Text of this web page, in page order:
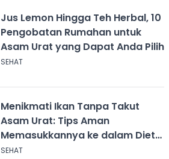
Jus Lemon Hingga Teh Herbal, 10
Pengobatan Rumahan untuk
Asam Urat yang Dapat Anda Pilih
SEHAT
Menikmati Ikan Tanpa Takut
Asam Urat: Tips Aman
Memasukkannya ke dalam Diet
Anda
SEHAT